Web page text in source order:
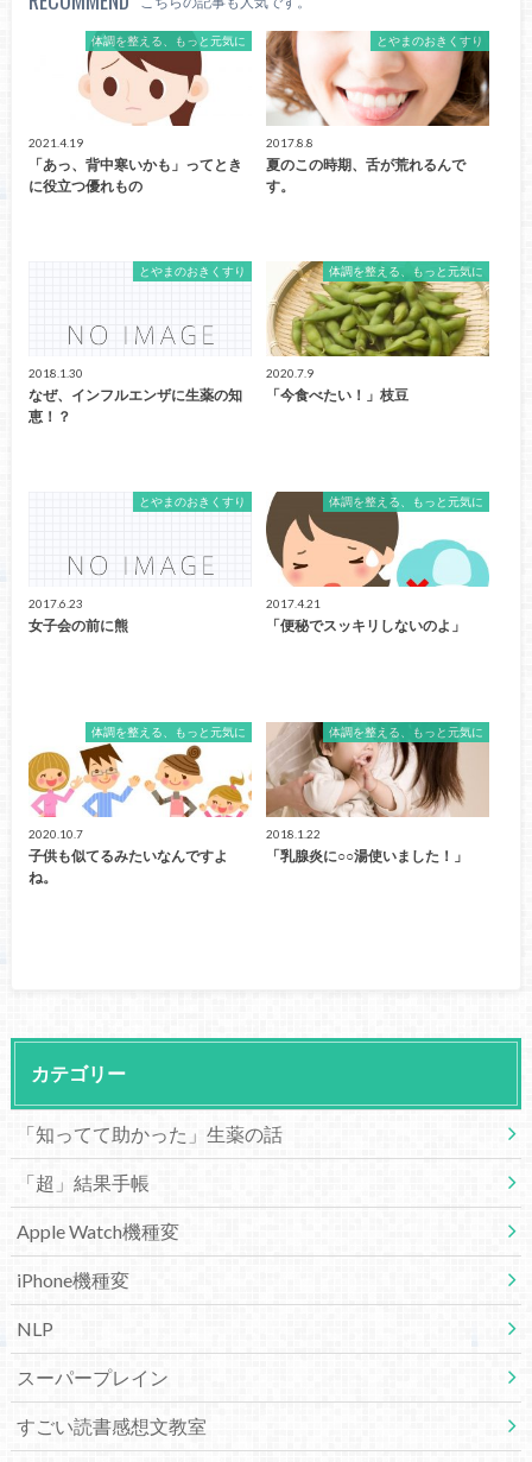
体調を整える、もっと元気に
2021.4.19
「あっ、背中寒いかも」ってとき
に役立つ優れもの
とやまのおきくすり
2017.8.8
夏のこの時期、舌が荒れるんで
す。
とやまのおきくすり
2018.1.30
なぜ、インフルエンザに生薬の知
恵！？
体調を整える、もっと元気に
2020.7.9
「今食べたい！」枝豆
とやまのおきくすり
2017.6.23
女子会の前に熊
体調を整える、もっと元気に
2017.4.21
「便秘でスッキリしないのよ」
体調を整える、もっと元気に
2020.10.7
子供も似てるみたいなんですよ
ね。
体調を整える、もっと元気に
2018.1.22
「乳腺炎に○○湯使いました！」
カテゴリー
「知ってて助かった」生薬の話
「超」結果手帳
Apple Watch機種変
iPhone機種変
NLP
スーパープレイン
すごい読書感想文教室